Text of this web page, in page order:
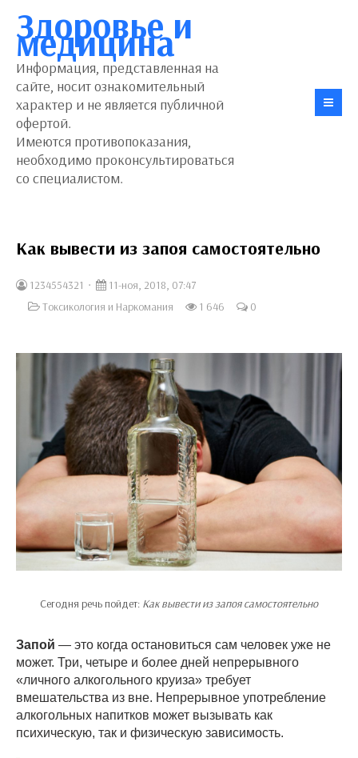
Здоровье и
медицина
Информация, представленная на
сайте, носит ознакомительный
характер и не является публичной
офертой.
Имеются противопоказания,
необходимо проконсультироваться
со специалистом.
Как вывести из запоя самостоятельно
1234554321
11-ноя, 2018, 07:47
Токсикология и Наркомания
1 646 0
Сегодня речь пойдет: Как вывести из запоя самостоятельно
Запой — это когда остановиться сам человек уже не
может. Три, четыре и более дней непрерывного
«личного алкогольного круиза» требует
вмешательства из вне. Непрерывное употребление
алкогольных напитков может вызывать как
психическую, так и физическую зависимость.